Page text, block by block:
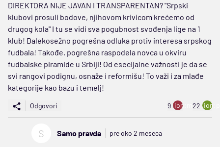
DIREKTORA NIJE JAVAN I TRANSPARENTAN? "Srpski
klubovi prosuli bodove, njihovom krivicom krećemo od
drugog kola" I tu se vidi sva pogubnost svođenja lige na 1
klub! Dalekosežno pogrešna odluka protiv interesa srpskog
fudbala! Takođe, pogrešna raspodela novca u okviru
fudbalske piramide u Srbiji! Od esecijalne važnosti je da se
svi rangovi podignu, osnaže i reformišu! To važi i za mlađe
kategorije kao bazu i temelj!
Odgovori 9 ion:minus
22
S Samo pravda pre oko 2 meseca